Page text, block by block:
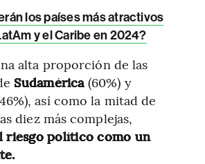
los países más atractivos
y el Caribe en 2024?
alta proporción de las
Sudamérica (60%) y
así como la mitad de
diez más complejas,
riesgo político como un